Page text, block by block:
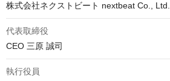
株式会社ネクストビート nextbeat Co., Ltd.
代表取締役
CEO 三原 誠司
執行役員